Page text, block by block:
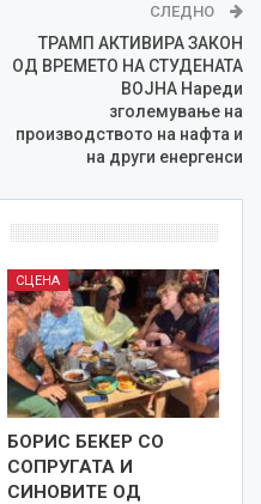
СЛЕДНО
ТРАМП АКТИВИРА ЗАКОН
ОД ВРЕМЕТО НА СТУДЕНАТА
ВОЈНА Нареди
зголемување на
производството на нафта и
на други енергенси
СЦЕНА
БОРИС БЕКЕР СО
СОПРУГАТА И
СИНОВИТЕ ОД